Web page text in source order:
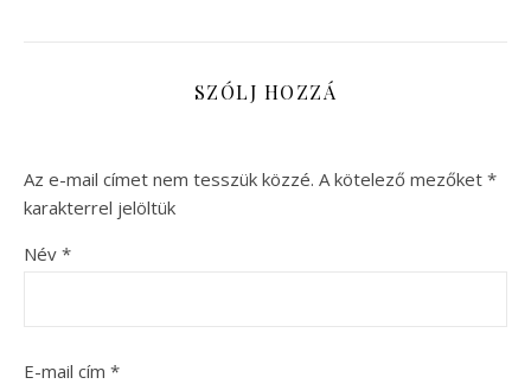
SZÓLJ HOZZÁ
Az e-mail címet nem tesszük közzé. A kötelező mezőket *
karakterrel jelöltük
Név *
E-mail cím *